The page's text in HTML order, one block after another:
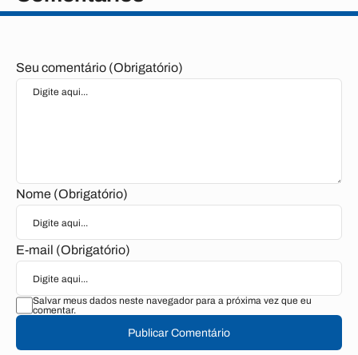
Seu comentário (Obrigatório)
Nome (Obrigatório)
E-mail (Obrigatório)
Salvar meus dados neste navegador para a próxima vez que eu
comentar.
Publicar Comentário